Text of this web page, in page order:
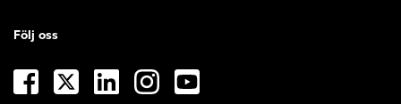
Följ oss